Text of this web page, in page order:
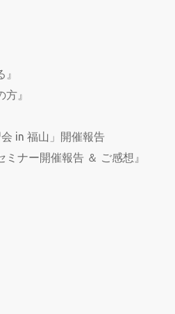
』
in 福山」開催報告
ナー開催報告 ＆ ご感想』